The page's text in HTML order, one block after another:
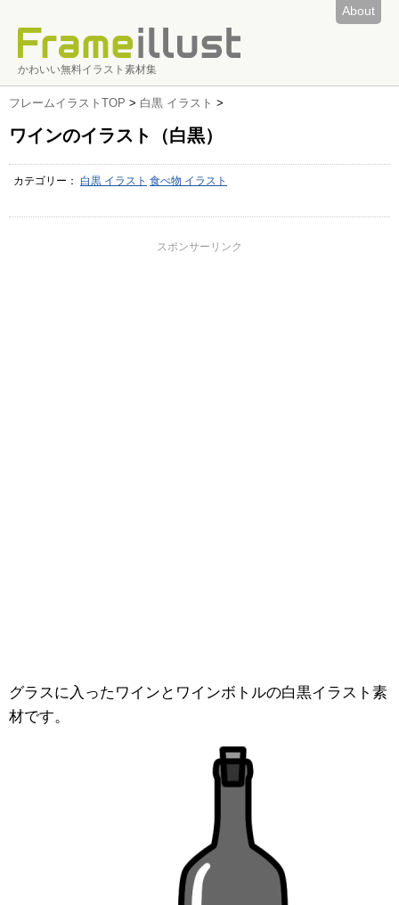
About
かわいい無料イラスト素材集
フレームイラストTOP > 白黒 イラスト >
ワインのイラスト（白黒）
カテゴリー： 白黒 イラスト 食べ物 イラスト
スポンサーリンク
グラスに入ったワインとワインボトルの白黒イラスト素
材です。